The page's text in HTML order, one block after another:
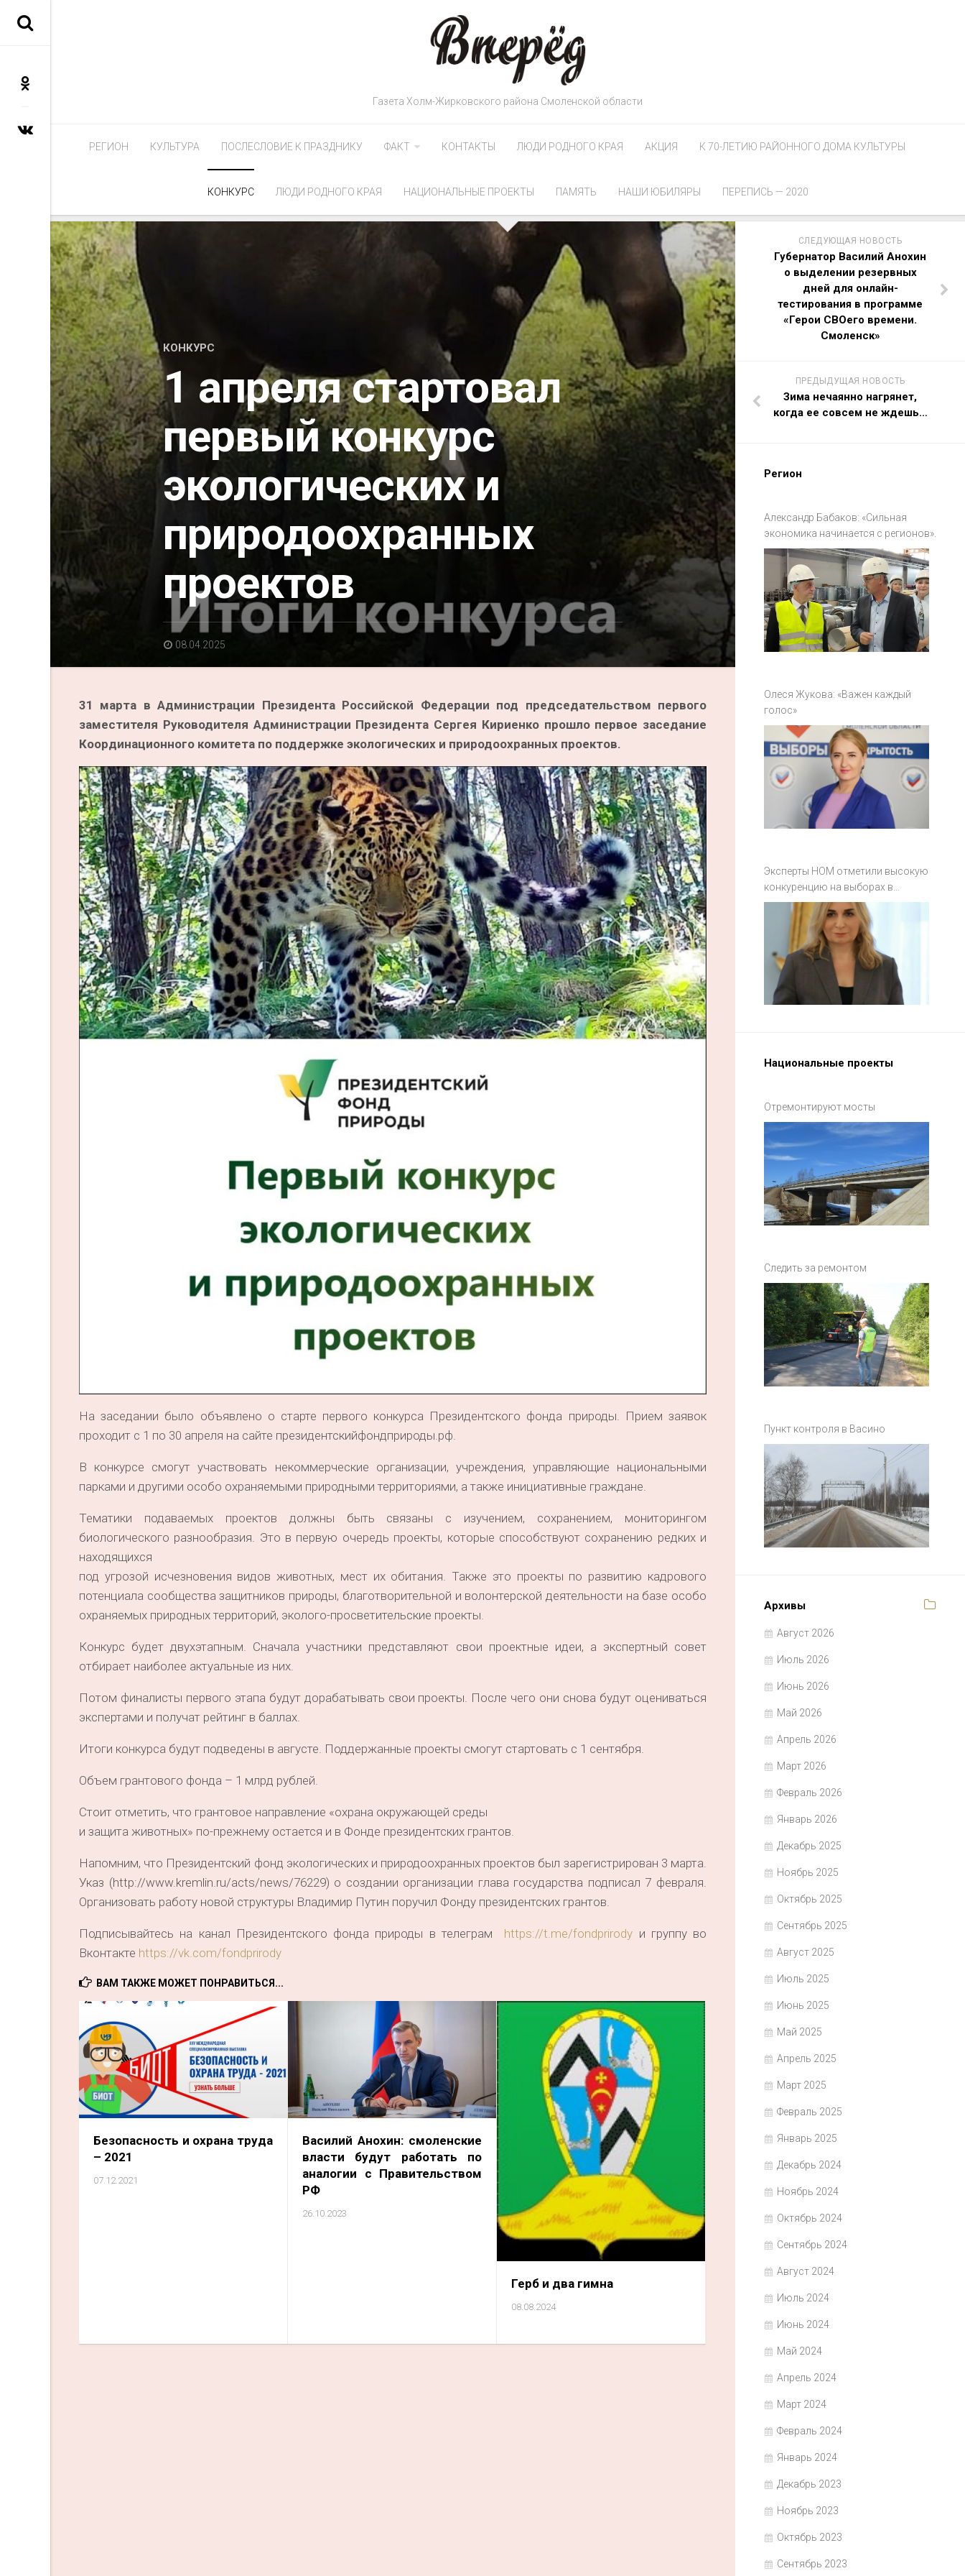
Газета Холм-Жирковского района Смоленской области
РЕГИОН КУЛЬТУРА ПОСЛЕСЛОВИЕ К ПРАЗДНИКУ ФАКТ КОНТАКТЫ ЛЮДИ РОДНОГО КРАЯ АКЦИЯ К 70-ЛЕТИЮ РАЙОННОГО ДОМА КУЛЬТУРЫ
КОНКУРС ЛЮДИ РОДНОГО КРАЯ НАЦИОНАЛЬНЫЕ ПРОЕКТЫ ПАМЯТЬ НАШИ ЮБИЛЯРЫ ПЕРЕПИСЬ — 2020
КОНКУРС
1 апреля стартовал
первый конкурс
экологических и
природоохранных
проектов
08.04.2025
31 марта в Администрации Президента Российской Федерации под председательством первого
заместителя Руководителя Администрации Президента Сергея Кириенко прошло первое заседание
Координационного комитета по поддержке экологических и природоохранных проектов.
На заседании было объявлено о старте первого конкурса Президентского фонда природы. Прием заявок
проходит с 1 по 30 апреля на сайте президентскийфондприроды.рф.
В конкурсе смогут участвовать некоммерческие организации, учреждения, управляющие национальными
парками и другими особо охраняемыми природными территориями, а также инициативные граждане.
Тематики подаваемых проектов должны быть связаны с изучением, сохранением, мониторингом
биологического разнообразия. Это в первую очередь проекты, которые способствуют сохранению редких и
находящихся
под угрозой исчезновения видов животных, мест их обитания. Также это проекты по развитию кадрового
потенциала сообщества защитников природы, благотворительной и волонтерской деятельности на базе особо
охраняемых природных территорий, эколого-просветительские проекты.
Конкурс будет двухэтапным. Сначала участники представляют свои проектные идеи, а экспертный совет
отбирает наиболее актуальные из них.
Потом финалисты первого этапа будут дорабатывать свои проекты. После чего они снова будут оцениваться
экспертами и получат рейтинг в баллах.
Итоги конкурса будут подведены в августе. Поддержанные проекты смогут стартовать с 1 сентября.
Объем грантового фонда – 1 млрд рублей.
Стоит отметить, что грантовое направление «охрана окружающей среды
и защита животных» по-прежнему остается и в Фонде президентских грантов.
Напомним, что Президентский фонд экологических и природоохранных проектов был зарегистрирован 3 марта.
Указ (http://www.kremlin.ru/acts/news/76229) о создании организации глава государства подписал 7 февраля.
Организовать работу новой структуры Владимир Путин поручил Фонду президентских грантов.
Подписывайтесь на канал Президентского фонда природы в телеграм https://t.me/fondprirody и группу во
Вконтакте https://vk.com/fondprirody
ВАМ ТАКЖЕ МОЖЕТ ПОНРАВИТЬСЯ...
Безопасность и охрана труда
– 2021
07.12.2021
Василий Анохин: cмоленские
власти будут работать по
аналогии с Правительством
РФ
26.10.2023
Герб и два гимна
08.08.2024
СЛЕДУЮЩАЯ НОВОСТЬ
Губернатор Василий Анохин
о выделении резервных
дней для онлайн-
тестирования в программе
«Герои СВОего времени.
Смоленск»
ПРЕДЫДУЩАЯ НОВОСТЬ
Зима нечаянно нагрянет,
когда ее совсем не ждешь…
Регион
Александр Бабаков: «Сильная
экономика начинается с регионов».
Олеся Жукова: «Важен каждый
голос»
Эксперты НОМ отметили высокую
конкуренцию на выборах в
Смоленской области
Национальные проекты
Отремонтируют мосты
Следить за ремонтом
Пункт контроля в Васино
Архивы
Август 2026
Июль 2026
Июнь 2026
Май 2026
Апрель 2026
Март 2026
Февраль 2026
Январь 2026
Декабрь 2025
Ноябрь 2025
Октябрь 2025
Сентябрь 2025
Август 2025
Июль 2025
Июнь 2025
Май 2025
Апрель 2025
Март 2025
Февраль 2025
Январь 2025
Декабрь 2024
Ноябрь 2024
Октябрь 2024
Сентябрь 2024
Август 2024
Июль 2024
Июнь 2024
Май 2024
Апрель 2024
Март 2024
Февраль 2024
Январь 2024
Декабрь 2023
Ноябрь 2023
Октябрь 2023
Сентябрь 2023